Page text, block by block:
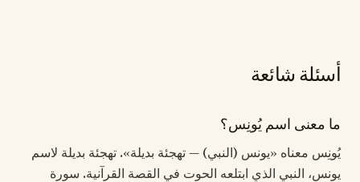
أسئلة شائعة
ما معنى اسم يُونِس؟
يُونِس معناه «يونس (النبي) — تهجئة بديلة». تهجئة بديلة لاسم
يونس، النبي الذي ابتلعه الحوت في القصة القرآنية. سورة